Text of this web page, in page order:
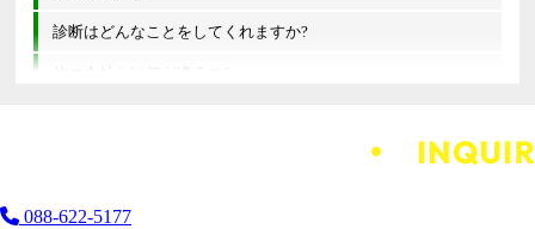
診断はどんなことをしてくれますか?
他の会社とは何が違うの?
088-622-5177